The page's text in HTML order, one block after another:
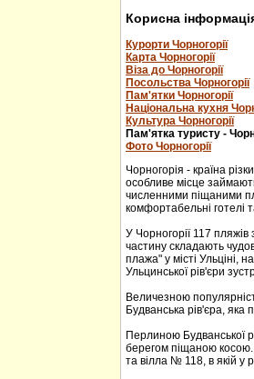
Корисна
Курорти Чорногорії
Карта Чорногорії
Віза до Чорногорії
Посольства Чорногорії
Пам'ятки Чорногорії
Національна кухня
Культура Чорногорії
Пам'ятка туристу -
Фото Чорногорії
Чорногорія - країна
особливе місце
численними піщаними
комфортабельні готелі
У Чорногорії 117
частину складають
плажа" у місті Ульціні,
Ульцинської рів'єри
Величезною
Будванська рів'єра,
Перлиною Будванської
берегом піщаною косою.
та вілла № 118, в якій у